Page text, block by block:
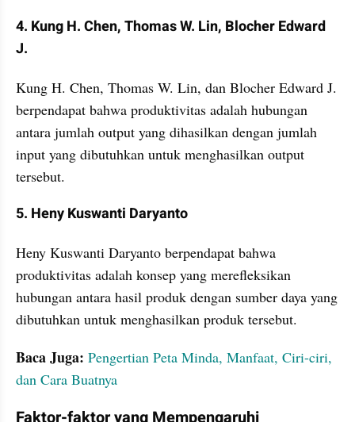
4. Kung H. Chen, Thomas W. Lin, Blocher Edward
J.
Kung H. Chen, Thomas W. Lin, dan Blocher Edward J.
berpendapat bahwa produktivitas adalah hubungan
antara jumlah output yang dihasilkan dengan jumlah
input yang dibutuhkan untuk menghasilkan output
tersebut.
5. Heny Kuswanti Daryanto
Heny Kuswanti Daryanto berpendapat bahwa
produktivitas adalah konsep yang merefleksikan
hubungan antara hasil produk dengan sumber daya yang
dibutuhkan untuk menghasilkan produk tersebut.
Baca Juga: Pengertian Peta Minda, Manfaat, Ciri-ciri,
dan Cara Buatnya